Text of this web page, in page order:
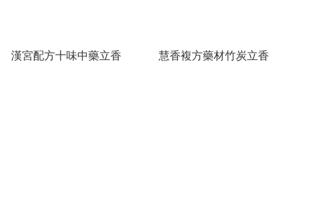
漢宮配方十味中藥立香 慧香複方藥材竹炭立香